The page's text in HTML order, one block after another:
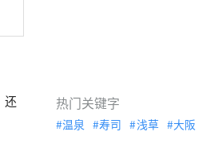
还
热门关键字
温泉 寿司 浅草 大阪